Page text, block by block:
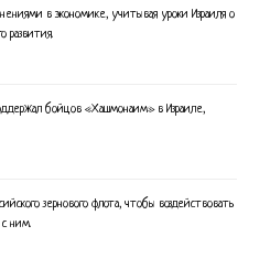
в экономике, учитывая уроки Израиля о
развития.
бойцов «Хашмонаим» в Израиле,
зернового флота, чтобы воздействовать
с ним.